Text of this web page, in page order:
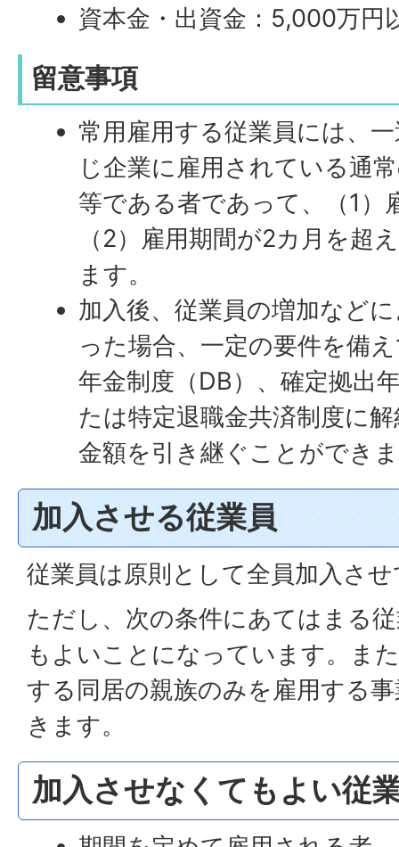
資本金・出資金：5,000万円
留意事項
常用雇用する従業員には、
じ企業に雇用されている通
等である者であって、（1）
（2）雇用期間が2カ月を超
ます。
加入後、従業員の増加など
った場合、一定の要件を備
年金制度（DB）、確定拠出
たは特定退職金共済制度に
金額を引き継ぐことができ
加入させる従業員
従業員は原則として全員加入さ
ただし、次の条件にあてはまる
もよいことになっています。ま
する同居の親族のみを雇用する
きます。
加入させなくてもよい従